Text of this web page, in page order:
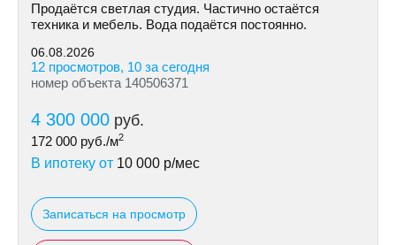
Продаётся светлая студия. Частично остаётся
техника и мебель. Вода подаётся постоянно.
06.08.2026
12 просмотров, 10 за сегодня
номер объекта 140506371
4 300 000 руб.
172 000 руб./м2
В ипотеку от 10 000 р/мес
Записаться на просмотр